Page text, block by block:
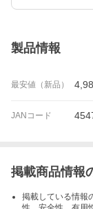
製品情報
最安値（新品）
JANコード
掲載商品情報
掲載している情報